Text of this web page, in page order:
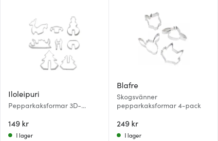
Iloleipuri
Pepparkaksformar 3D-
149 kr
I lager
Blafre
Skogsvänner
pepparkaksformar 4-pack
249 kr
I lager